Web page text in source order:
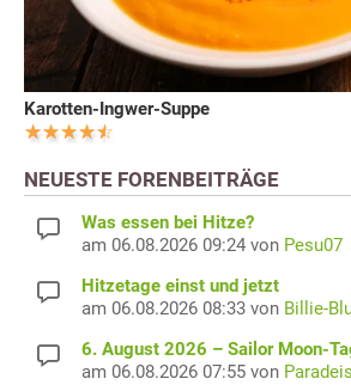
Karotten-Ingwer-Suppe
NEUESTE FORENBEITRÄGE
Was essen bei Hitze?
am 06.08.2026 09:24 von Pesu07
Hitzetage einst und jetzt
am 06.08.2026 08:33 von Billie-
6. August 2026 – Sailor Moon-
am 06.08.2026 07:55 von Paradeis